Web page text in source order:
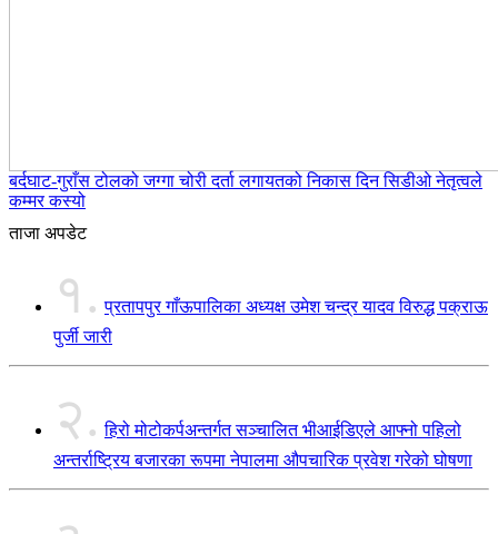
बर्दघाट-गुराँस टोलको जग्गा चोरी दर्ता लगायतको निकास दिन सिडीओ नेतृत्वले
कम्मर कस्यो
ताजा अपडेट
१. प्रतापपुर गाँऊपालिका अध्यक्ष उमेश चन्द्र यादव विरुद्ध पक्राऊ
पुर्जी जारी
२. हिरो मोटोकर्पअन्तर्गत सञ्चालित भीआईडिएले आफ्नो पहिलो
अन्तर्राष्ट्रिय बजारका रूपमा नेपालमा औपचारिक प्रवेश गरेको घोषणा